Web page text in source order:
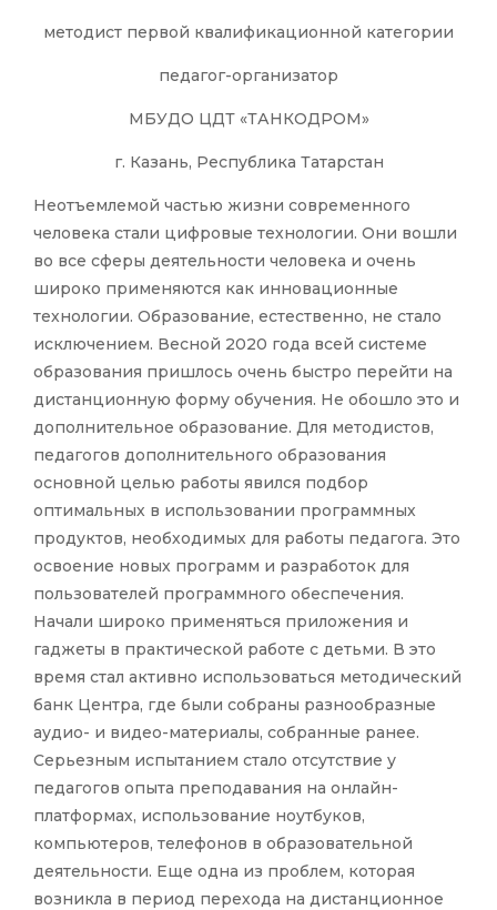
методист первой квалификационной категории
педагог-организатор
МБУДО ЦДТ «ТАНКОДРОМ»
г. Казань, Республика Татарстан
Неотъемлемой частью жизни современного
человека стали цифровые технологии. Они вошли
во все сферы деятельности человека и очень
широко применяются как инновационные
технологии. Образование, естественно, не стало
исключением. Весной 2020 года всей системе
образования пришлось очень быстро перейти на
дистанционную форму обучения. Не обошло это и
дополнительное образование. Для методистов,
педагогов дополнительного образования
основной целью работы явился подбор
оптимальных в использовании программных
продуктов, необходимых для работы педагога. Это
освоение новых программ и разработок для
пользователей программного обеспечения.
Начали широко применяться приложения и
гаджеты в практической работе с детьми. В это
время стал активно использоваться методический
банк Центра, где были собраны разнообразные
аудио- и видео-материалы, собранные ранее.
Серьезным испытанием стало отсутствие у
педагогов опыта преподавания на онлайн-
платформах, использование ноутбуков,
компьютеров, телефонов в образовательной
деятельности. Еще одна из проблем, которая
возникла в период перехода на дистанционное